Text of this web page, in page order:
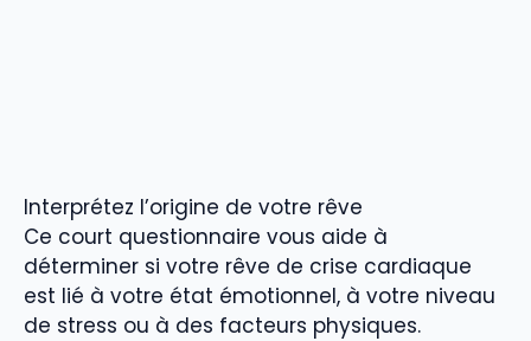
Interprétez l’origine de votre rêve
Ce court questionnaire vous aide à
déterminer si votre rêve de crise cardiaque
est lié à votre état émotionnel, à votre niveau
de stress ou à des facteurs physiques.